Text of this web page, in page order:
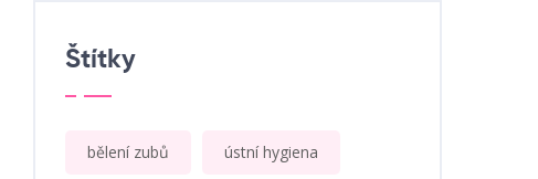
Štítky
bělení zubů ústní hygiena